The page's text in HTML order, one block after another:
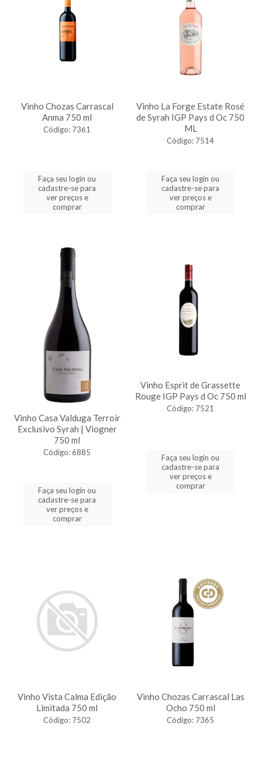
Vinho Chozas Carrascal
Anma 750 ml
Código: 7361
Faça seu login ou
cadastre-se para
ver preços e
comprar
Vinho La Forge Estate Rosé
de Syrah IGP Pays d Oc 750
ML
Código: 7514
Faça seu login ou
cadastre-se para
ver preços e
comprar
Vinho Casa Valduga Terroir
Exclusivo Syrah | Viogner
750 ml
Código: 6885
Faça seu login ou
cadastre-se para
ver preços e
comprar
Vinho Esprit de Grassette
Rouge IGP Pays d Oc 750 ml
Código: 7521
Faça seu login ou
cadastre-se para
ver preços e
comprar
Vinho Vista Calma Edição
Limitada 750 ml
Código: 7502
Vinho Chozas Carrascal Las
Ocho 750 ml
Código: 7365